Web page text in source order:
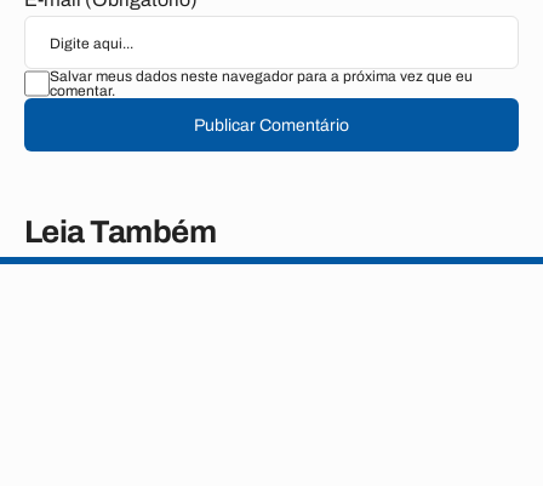
Salvar meus dados neste navegador para a próxima vez que eu
comentar.
Publicar Comentário
Leia Também